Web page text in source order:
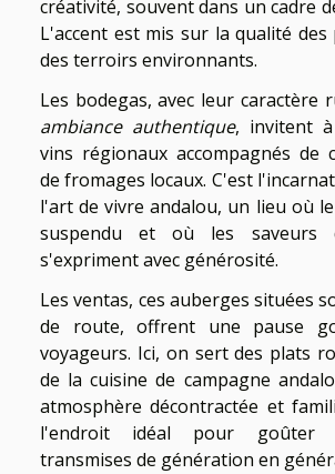
créativité, souvent dans un cadre
L'accent est mis sur la qualité
des terroirs environnants.
Les bodegas, avec leur caractère
ambiance authentique, invitent
vins régionaux accompagnés de
de fromages locaux. C'est
l'art de vivre andalou, un lieu où
suspendu et où les saveurs
s'expriment avec générosité.
Les ventas, ces auberges situées
de route, offrent une pause
voyageurs. Ici, on sert des plats
de la cuisine de campagne
atmosphère décontractée et
l'endroit idéal pour goûter
transmises de génération en